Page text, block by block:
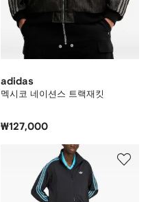
adidas
멕시코 네이션스 트랙재킷
₩127,000